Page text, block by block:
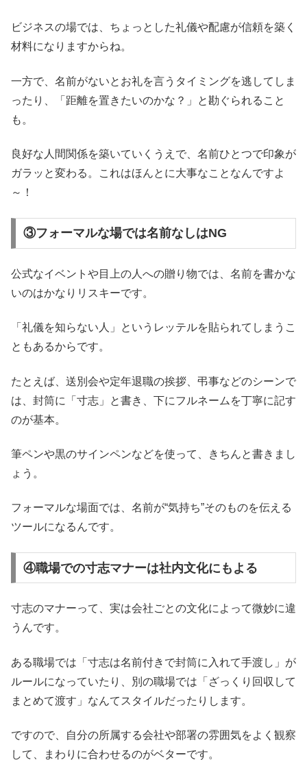
ビジネスの場では、ちょっとした礼儀や配慮が信頼を築く
材料になりますからね。
一方で、名前がないとお礼を言うタイミングを逃してしま
ったり、「距離を置きたいのかな？」と勘ぐられること
も。
良好な人間関係を築いていくうえで、名前ひとつで印象が
ガラッと変わる。これはほんとに大事なことなんですよ
～！
③フォーマルな場では名前なしはNG
公式なイベントや目上の人への贈り物では、名前を書かな
いのはかなりリスキーです。
「礼儀を知らない人」というレッテルを貼られてしまうこ
ともあるからです。
たとえば、送別会や定年退職の挨拶、弔事などのシーンで
は、封筒に「寸志」と書き、下にフルネームを丁寧に記す
のが基本。
筆ペンや黒のサインペンなどを使って、きちんと書きまし
ょう。
フォーマルな場面では、名前が“気持ち”そのものを伝える
ツールになるんです。
④職場での寸志マナーは社内文化にもよる
寸志のマナーって、実は会社ごとの文化によって微妙に違
うんです。
ある職場では「寸志は名前付きで封筒に入れて手渡し」が
ルールになっていたり、別の職場では「ざっくり回収して
まとめて渡す」なんてスタイルだったりします。
ですので、自分の所属する会社や部署の雰囲気をよく観察
して、まわりに合わせるのがベターです。